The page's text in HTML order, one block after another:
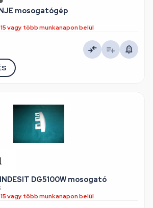
mosogatógép
vagy több munkanapon belül
DG5100W mosogató
vagy több munkanapon belül